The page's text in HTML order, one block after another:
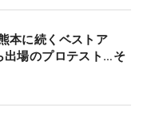
ポジションでボー
は理解していた。
ェードや高い球を
「スピンがほどけ
本に続くベストア
場のプロテスト…そ